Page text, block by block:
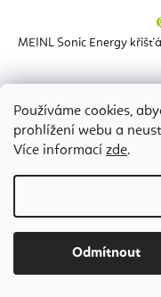
Používáme cookies,
prohlížení webu a
Více informací zde.
Odmítnout
MEINL Sonic Energy